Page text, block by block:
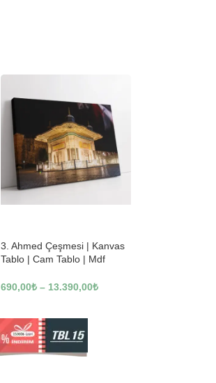
3. Ahmed Çeşmesi | Kanvas
Tablo | Cam Tablo | Mdf
690,00₺ – 13.390,00₺